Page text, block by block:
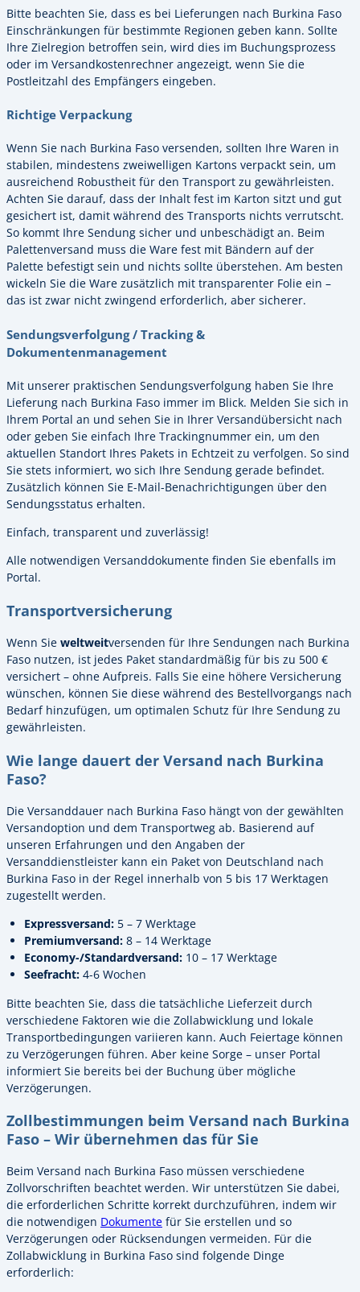
Bitte beachten Sie, dass es bei Lieferungen nach Burkina Faso
Einschränkungen für bestimmte Regionen geben kann. Sollte
Ihre Zielregion betroffen sein, wird dies im Buchungsprozess
oder im Versandkostenrechner angezeigt, wenn Sie die
Postleitzahl des Empfängers eingeben.
Richtige Verpackung
Wenn Sie nach Burkina Faso versenden, sollten Ihre Waren in
stabilen, mindestens zweiwelligen Kartons verpackt sein, um
ausreichend Robustheit für den Transport zu gewährleisten.
Achten Sie darauf, dass der Inhalt fest im Karton sitzt und gut
gesichert ist, damit während des Transports nichts verrutscht.
So kommt Ihre Sendung sicher und unbeschädigt an. Beim
Palettenversand muss die Ware fest mit Bändern auf der
Palette befestigt sein und nichts sollte überstehen. Am besten
wickeln Sie die Ware zusätzlich mit transparenter Folie ein –
das ist zwar nicht zwingend erforderlich, aber sicherer.
Sendungsverfolgung / Tracking &
Dokumentenmanagement
Mit unserer praktischen Sendungsverfolgung haben Sie Ihre
Lieferung nach Burkina Faso immer im Blick. Melden Sie sich in
Ihrem Portal an und sehen Sie in Ihrer Versandübersicht nach
oder geben Sie einfach Ihre Trackingnummer ein, um den
aktuellen Standort Ihres Pakets in Echtzeit zu verfolgen. So sind
Sie stets informiert, wo sich Ihre Sendung gerade befindet.
Zusätzlich können Sie E-Mail-Benachrichtigungen über den
Sendungsstatus erhalten.
Einfach, transparent und zuverlässig!
Alle notwendigen Versanddokumente finden Sie ebenfalls im
Portal.
Transportversicherung
Wenn Sie weltweitversenden für Ihre Sendungen nach Burkina
Faso nutzen, ist jedes Paket standardmäßig für bis zu 500 €
versichert – ohne Aufpreis. Falls Sie eine höhere Versicherung
wünschen, können Sie diese während des Bestellvorgangs nach
Bedarf hinzufügen, um optimalen Schutz für Ihre Sendung zu
gewährleisten.
Wie lange dauert der Versand nach Burkina
Faso?
Die Versanddauer nach Burkina Faso hängt von der gewählten
Versandoption und dem Transportweg ab. Basierend auf
unseren Erfahrungen und den Angaben der
Versanddienstleister kann ein Paket von Deutschland nach
Burkina Faso in der Regel innerhalb von 5 bis 17 Werktagen
zugestellt werden.
Expressversand: 5 – 7 Werktage
Premiumversand: 8 – 14 Werktage
Economy-/Standardversand: 10 – 17 Werktage
Seefracht: 4-6 Wochen
Bitte beachten Sie, dass die tatsächliche Lieferzeit durch
verschiedene Faktoren wie die Zollabwicklung und lokale
Transportbedingungen variieren kann. Auch Feiertage können
zu Verzögerungen führen. Aber keine Sorge – unser Portal
informiert Sie bereits bei der Buchung über mögliche
Verzögerungen.
Zollbestimmungen beim Versand nach Burkina
Faso – Wir übernehmen das für Sie
Beim Versand nach Burkina Faso müssen verschiedene
Zollvorschriften beachtet werden. Wir unterstützen Sie dabei,
die erforderlichen Schritte korrekt durchzuführen, indem wir
die notwendigen Dokumente für Sie erstellen und so
Verzögerungen oder Rücksendungen vermeiden. Für die
Zollabwicklung in Burkina Faso sind folgende Dinge
erforderlich: